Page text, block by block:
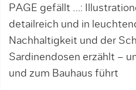
PAGE gefällt …:
detailreich und in
Nachhaltigkeit und der
Sardinendosen erzählt –
und zum Bauhaus führt